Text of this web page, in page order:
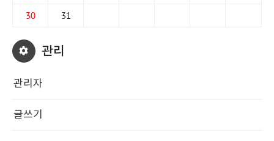
30
31
관리
관리자
글쓰기